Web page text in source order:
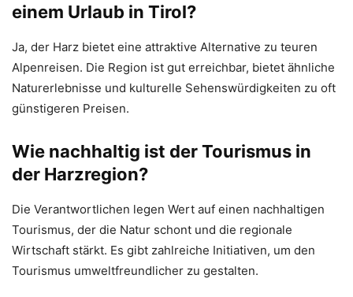
einem Urlaub in Tirol?
Ja, der Harz bietet eine attraktive Alternative zu teuren
Alpenreisen. Die Region ist gut erreichbar, bietet ähnliche
Naturerlebnisse und kulturelle Sehenswürdigkeiten zu oft
günstigeren Preisen.
Wie nachhaltig ist der Tourismus in
der Harzregion?
Die Verantwortlichen legen Wert auf einen nachhaltigen
Tourismus, der die Natur schont und die regionale
Wirtschaft stärkt. Es gibt zahlreiche Initiativen, um den
Tourismus umweltfreundlicher zu gestalten.